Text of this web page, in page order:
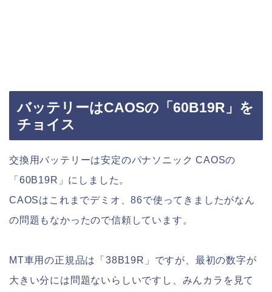
バッテリーはCAOSの「60B19R」を
チョイス
交換用バッテリーは安定のパナソニック CAOSの
「60B19R」にしました。
CAOSはこれまでデミオ、86で使ってきましたがなん
の問題もなかったので信頼しています。
MT車用の正規品は「38B19R」ですが、最初の数字が
大きい分には問題ないらしいですし、みんカラを見て